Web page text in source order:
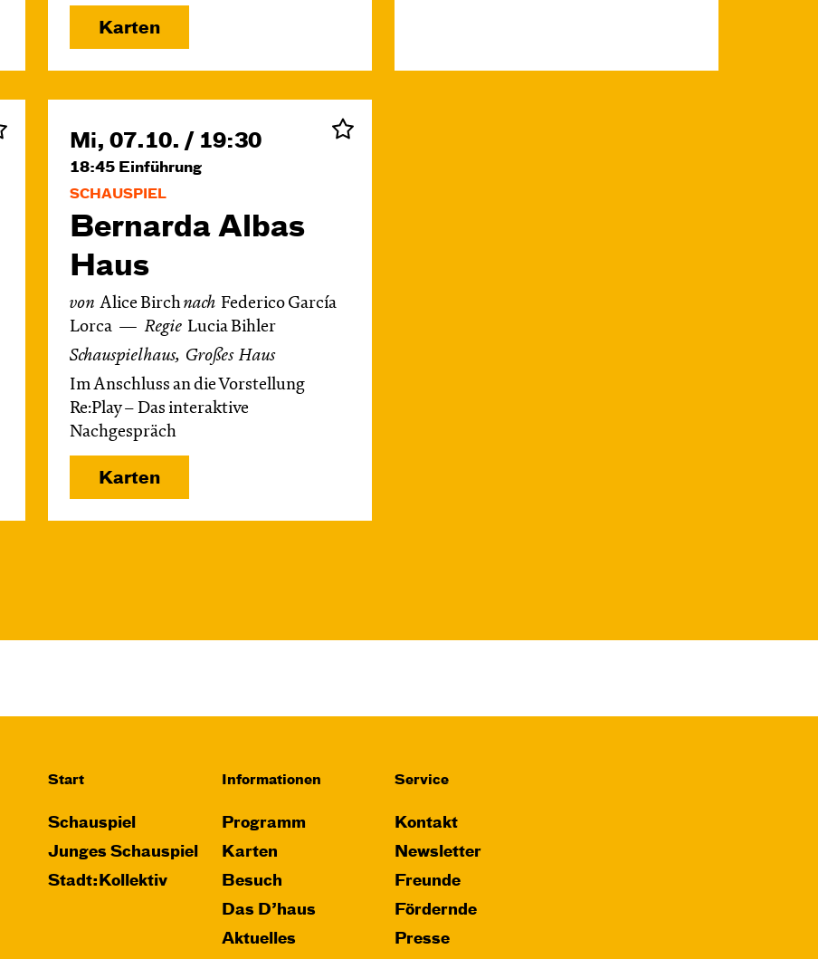
Karten
Mi, 07.10. / 19:30
18:45 Einführung
SCHAUSPIEL
Bernarda Albas
Haus
von Alice Birchnach Federico García
Lorca
Regie Lucia Bihler
Schauspielhaus, Großes Haus
Im Anschluss an die Vorstellung
Re:Play – Das interaktive
Nachgespräch
Karten
Start
Schauspiel
Junges Schauspiel
Stadt:Kollektiv
Informationen
Programm
Karten
Besuch
Das D’haus
Aktuelles
Service
Kontakt
Newsletter
Freunde
Fördernde
Presse